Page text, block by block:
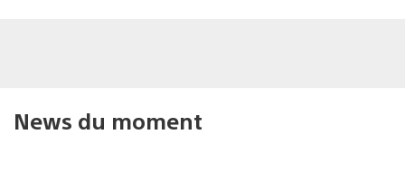
News du moment